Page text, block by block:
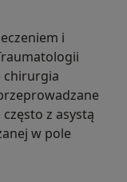
i
chirurgia
z asystą
w pole